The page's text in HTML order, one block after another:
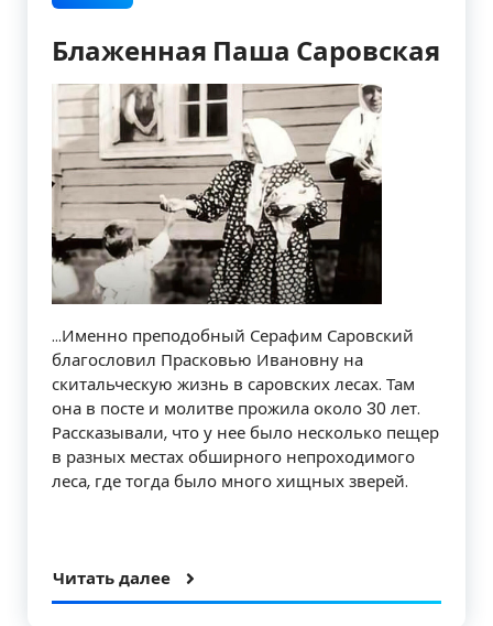
Блаженная Паша Саровская
…Именно преподобный Серафим Саровский
благословил Прасковью Ивановну на
скитальческую жизнь в саровских лесах. Там
она в посте и молитве прожила около 30 лет.
Рассказывали, что у нее было несколько пещер
в разных местах обширного непроходимого
леса, где тогда было много хищных зверей.
Читать далее